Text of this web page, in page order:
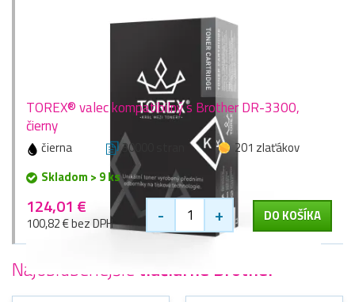
TOREX® valec kompatibilný s Brother DR-3300,
čierny
čierna 30000 stran
201 zlaťákov
Skladom > 9 ks
124,01 €
100,82 € bez DPH - + DO KOŠÍKA
Najobľúbenejšie tlačiarne Brother